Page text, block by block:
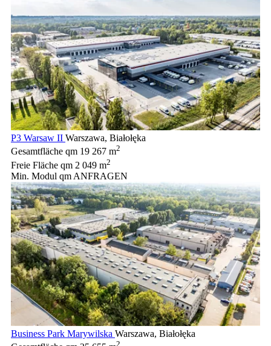
P3 Warsaw II Warszawa, Białołęka
Gesamtfläche qm 19 267 m2
Freie Fläche qm 2 049 m2
Min. Modul qm ANFRAGEN
Business Park Marywilska Warszawa, Białołęka
2